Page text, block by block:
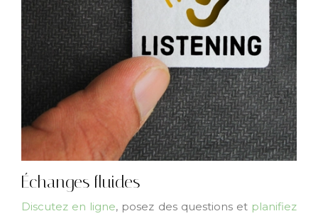
Échanges fluides
Discutez en ligne, posez des questions et planifiez